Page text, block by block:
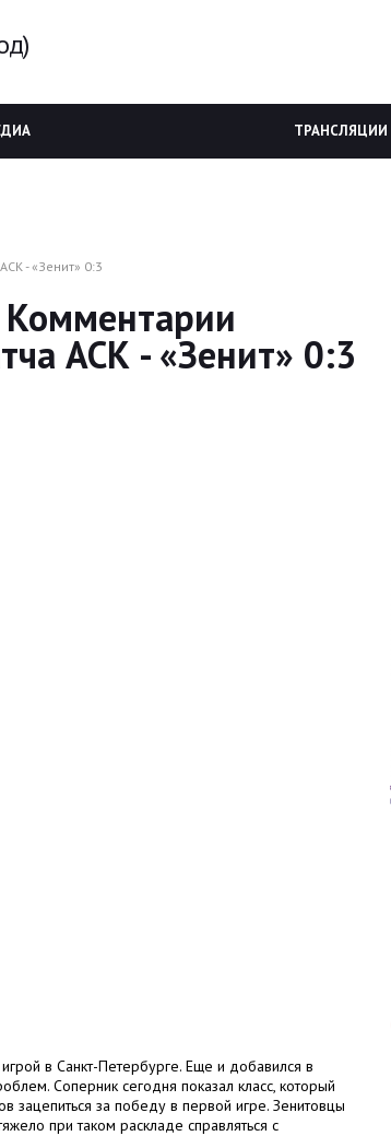
ТРАНСЛЯЦИИ
- «Зенит» 0:3
АСК - «Зенит» 0:3
в Санкт-Петербурге. Еще и добавился в
Соперник сегодня показал класс, который
зацепиться за победу в первой игре. Зенитовцы
при таком раскладе справляться с